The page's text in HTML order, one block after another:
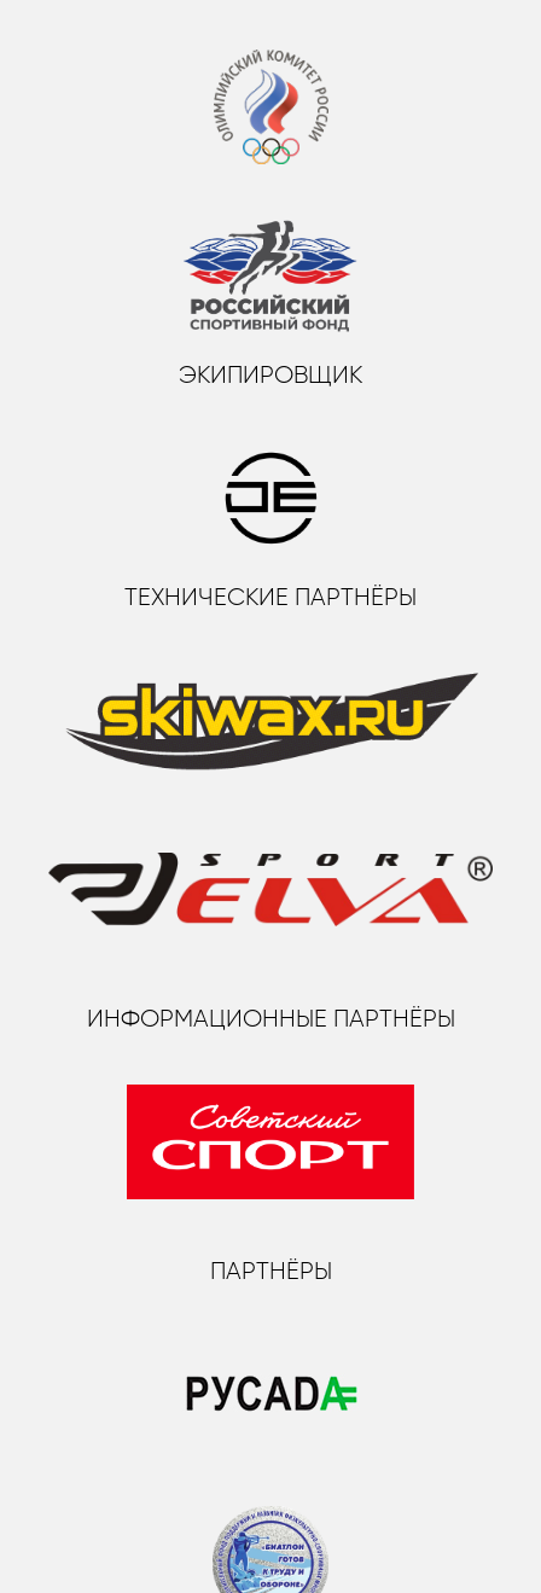
ЭКИПИРОВЩИК
ТЕХНИЧЕСКИЕ ПАРТНЁРЫ
ИНФОРМАЦИОННЫЕ ПАРТНЁРЫ
ПАРТНЁРЫ